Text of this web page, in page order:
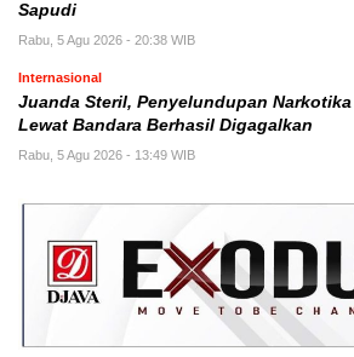
Sapudi
Rabu, 5 Agu 2026 - 20:38 WIB
Internasional
Juanda Steril, Penyelundupan Narkotika
Lewat Bandara Berhasil Digagalkan
Rabu, 5 Agu 2026 - 13:49 WIB